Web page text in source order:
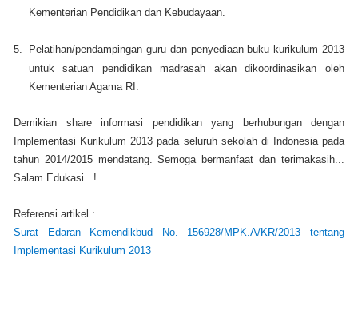
Kementerian Pendidikan dan Kebudayaan.
5.
Pelatihan/pendampingan guru dan penyediaan buku kurikulum 2013
untuk satuan pendidikan madrasah akan dikoordinasikan oleh
Kementerian Agama RI.
Demikian share informasi pendidikan yang berhubungan dengan
Implementasi Kurikulum 2013 pada seluruh sekolah di Indonesia pada
tahun 2014/2015 mendatang. Semoga bermanfaat dan terimakasih...
Salam Edukasi...!
Referensi artikel :
Surat Edaran Kemendikbud No. 156928/MPK.A/KR/2013 tentang
Implementasi Kurikulum 2013